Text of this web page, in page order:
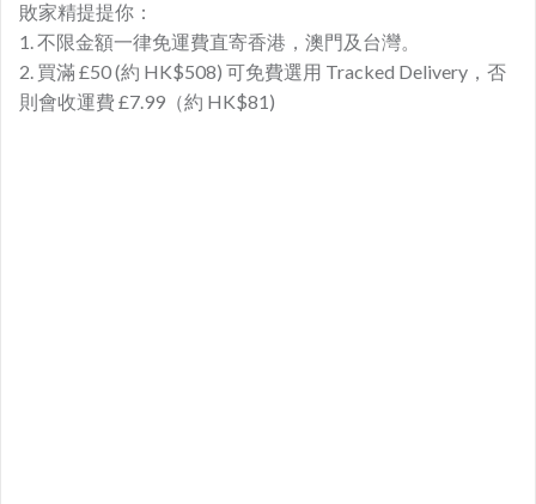
敗家精提提你：
1. 不限金額一律免運費直寄香港，澳門及台灣。
2. 買滿 £50 (約 HK$508) 可免費選用 Tracked Delivery，否
則會收運費 £7.99（約 HK$81)